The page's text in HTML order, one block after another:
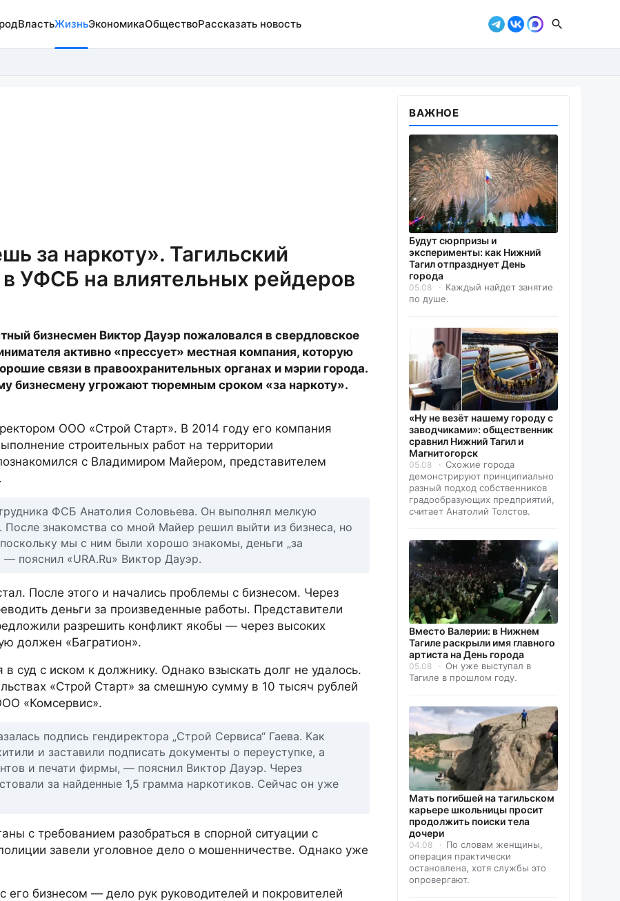
ВластьЖизньЭкономикаОбществоРассказать новость
за наркоту». Тагильский
УФСБ на влиятельных рейдеров
бизнесмен Виктор Дауэр пожаловался в свердловское
активно «прессует» местная компания, которую
связи в правоохранительных органах и мэрии города.
бизнесмену угрожают тюремным сроком «за наркоту».
ООО «Строй Старт». В 2014 году его компания
строительных работ на территории
с Владимиром Майером, представителем
ФСБ Анатолия Соловьева. Он выполнял мелкую
После знакомства со мной Майер решил выйти из бизнеса, но
мы с ним были хорошо знакомы, деньги „за
пояснил «URA.Ru» Виктор Дауэр.
После этого и начались проблемы с бизнесом. Через
деньги за произведенные работы. Представители
разрешить конфликт якобы — через высоких
должен «Багратион».
суд с иском к должнику. Однако взыскать долг не удалось.
«Строй Старт» за смешную сумму в 10 тысяч рублей
«Комсервис».
подпись гендиректора „Строй Сервиса“ Гаева. Как
и заставили подписать документы о переуступке, а
и печати фирмы, — пояснил Виктор Дауэр. Через
за найденные 1,5 грамма наркотиков. Сейчас он уже
с требованием разобраться в спорной ситуации с
завели уголовное дело о мошенничестве. Однако уже
бизнесом — дело рук руководителей и покровителей
ВАЖНОЕ
Будут сюрпризы и
эксперименты: как Нижний
Тагил отпразднует День
города
05.08
Каждый найдет занятие
по душе.
«Ну не везёт нашему городу с
заводчиками»: общественник
сравнил Нижний Тагил и
Магнитогорск
05.08
Схожие города
демонстрируют принципиально
разный подход собственников
градообразующих предприятий,
считает Анатолий Толстов.
Вместо Валерии: в Нижнем
Тагиле раскрыли имя главного
артиста на День города
05.08
Он уже выступал в
Тагиле в прошлом году.
Мать погибшей на тагильском
карьере школьницы просит
продолжить поиски тела
дочери
04.08
По словам женщины,
операция практически
остановлена, хотя службы это
опровергают.